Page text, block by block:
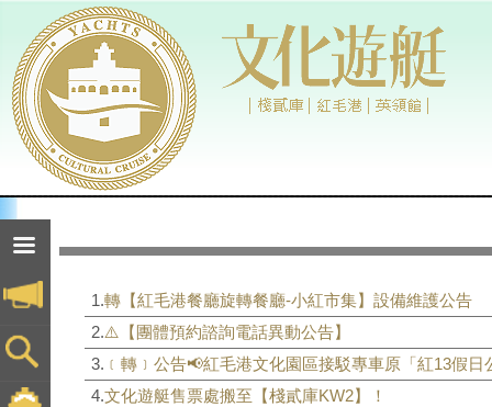
1.轉【紅毛港餐廳旋轉餐廳-小紅市集】設備維護公告
2.⚠️【團體預約諮詢電話異動公告】
3. ﹝轉﹞公告📢紅毛港文化園區接駁專車原「紅13假
4.文化遊艇售票處搬至【棧貳庫KW2】！